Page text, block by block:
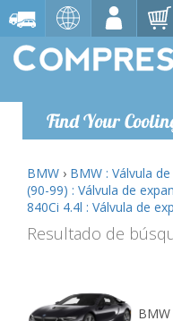
Find Your
BMW › BMW : Válvula
(90-99) : Válvula de
840Ci 4.4l : Válvula de
Resultado de
BMW